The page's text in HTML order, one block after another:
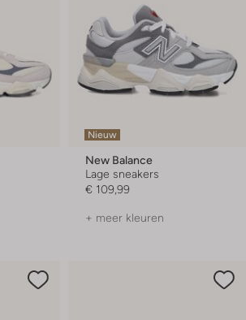
Nieuw
New Balance
Lage sneakers
€ 109,99
+ meer kleuren